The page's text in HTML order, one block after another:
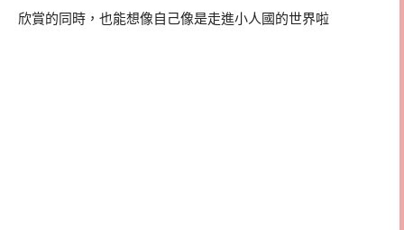
欣賞的同時，也能想像自己像是走進小人國的世界啦